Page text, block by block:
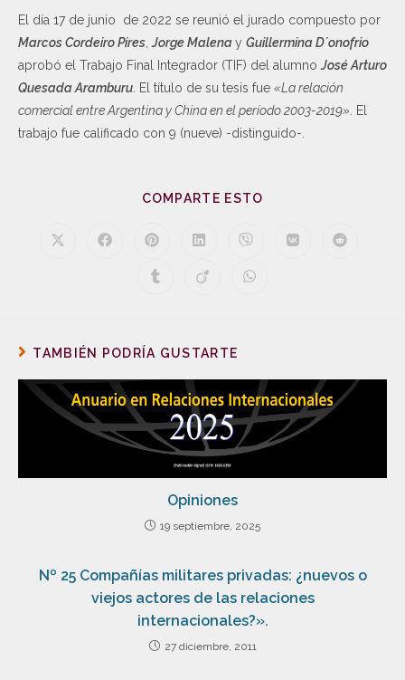
El día 17 de junio de 2022 se reunió el jurado compuesto por
Marcos Cordeiro Pires ,Jorge Malenay Guillermina D´onofrio
aprobó el Trabajo Final Integrador (TIF) del alumnoJosé Arturo
Quesada Aramburu . El título de su tesis fue «La relación
comercial entre Argentina y China en el período 2003-2019» . El
trabajo fue calificado con 9 (nueve) -distinguido-.
COMPARTE ESTO
TAMBIÉN PODRÍA GUSTARTE
Opiniones
19 septiembre, 2025
Nº 25 Compañías militares privadas: ¿nuevos o
viejos actores de las relaciones
internacionales?».
27 diciembre, 2011